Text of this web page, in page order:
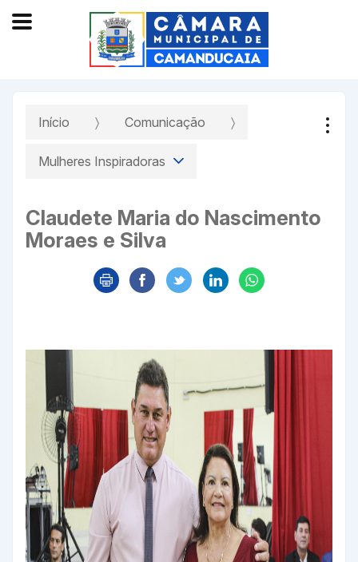
Início Comunicação
Mulheres Inspiradoras
Claudete Maria do Nascimento
Moraes e Silva